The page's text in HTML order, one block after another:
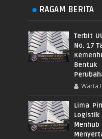
RAGAM BERITA
Terbit
No. 17
Warta
Lima